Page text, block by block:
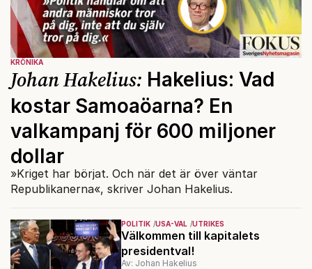
POLITIK USA-VAL UTRIKES
Välkommen till kapitalets
presidentval!
Av: Johan Hakelius
KRÖNIKA
Johan Hakelius: Hakelius: Vad
kostar Samoaöarna? En
valkampanj för 600 miljoner
dollar
»Kriget har börjat. Och när det är över väntar
Republikanerna«, skriver Johan Hakelius.